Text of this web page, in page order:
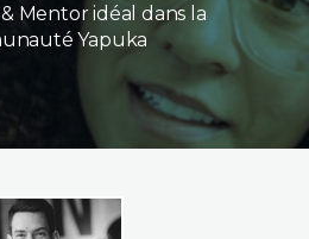
Mentor idéal dans la
Yapuka